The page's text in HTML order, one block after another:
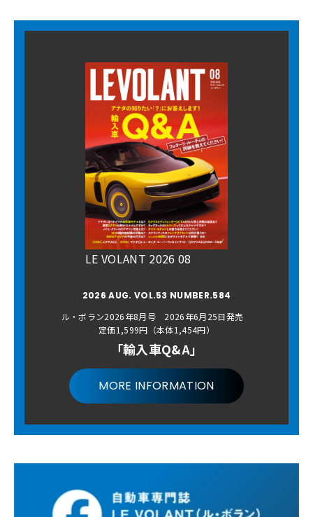
LE VOLANT 2026 08
2026 AUG. VOL.53 NUMBER.584
ル・ボラン2026年8月号 2026年6月25日発売
定価1,599円（本体1,454円）
「輸入車Q&A」
MORE INFORMATION